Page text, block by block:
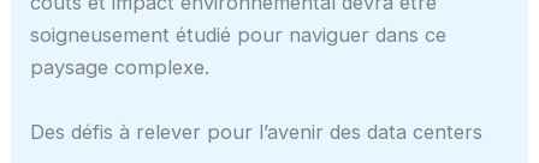
soigneusement étudié pour naviguer dans ce
paysage complexe.
Des défis à relever pour l’avenir des data centers